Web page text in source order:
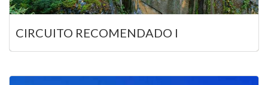
CIRCUITO RECOMENDADO I